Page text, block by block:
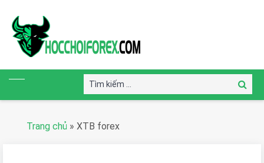
Tìm
kiếm:
Tìm
kiếm
Trang chủ » XTB forex